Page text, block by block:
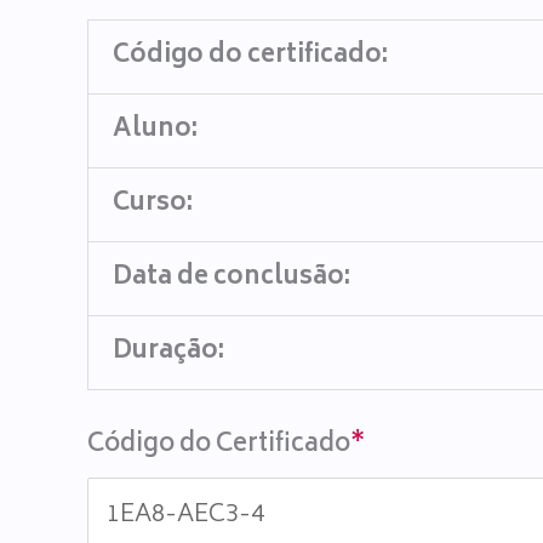
Código do certificado:
Aluno:
Curso:
Data de conclusão:
Duração:
Código do Certificado*